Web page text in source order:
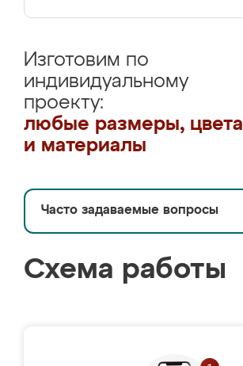
Изготовим по
индивидуальному
проекту:
любые размеры, цвета
и материалы
Часто задаваемые вопросы
Схема работы